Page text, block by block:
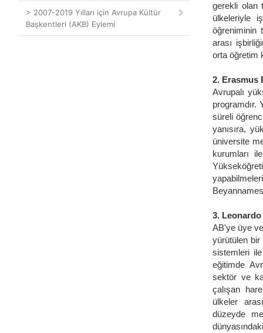
> 2007-2019 Yılları için Avrupa Kültür
Başkentleri (AKB) Eylemi
gerekli olan
ülkeleriyle
öğreniminin
arası
orta öğretim
2. Erasmus
Avrupalı
programdır.
süreli
yanısıra,
üniversite
kurumları
3.
AB'ye üye
yürütülen bir
sistemleri
eğitimde
sektör ve
çalışan
ülkeler
düzeyde